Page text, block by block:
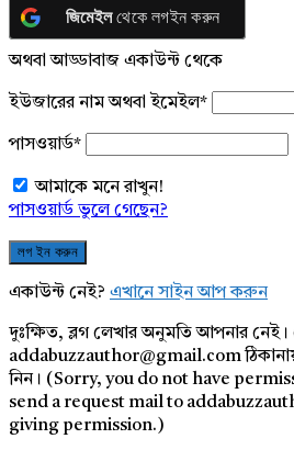
জিমেইলথেকে লগইন করুন
অথবা আড্ডাবাজ একাউন্ট থেকে
ইউজারের নাম অথবা ইমেইল*
পাসওয়ার্ড*
আমাকে মনে রাখুন!
পাসওয়ার্ড ভুলে গেছেন?
একাউন্ট নেই? এখানে সাইন আপ করুন
দুঃক্ষিত, ব্লগ লেখার অনুমতি আপনার
addabuzzauthor@gmail.com
নিন। (Sorry, you do not have
send a request mail to
giving permission.)